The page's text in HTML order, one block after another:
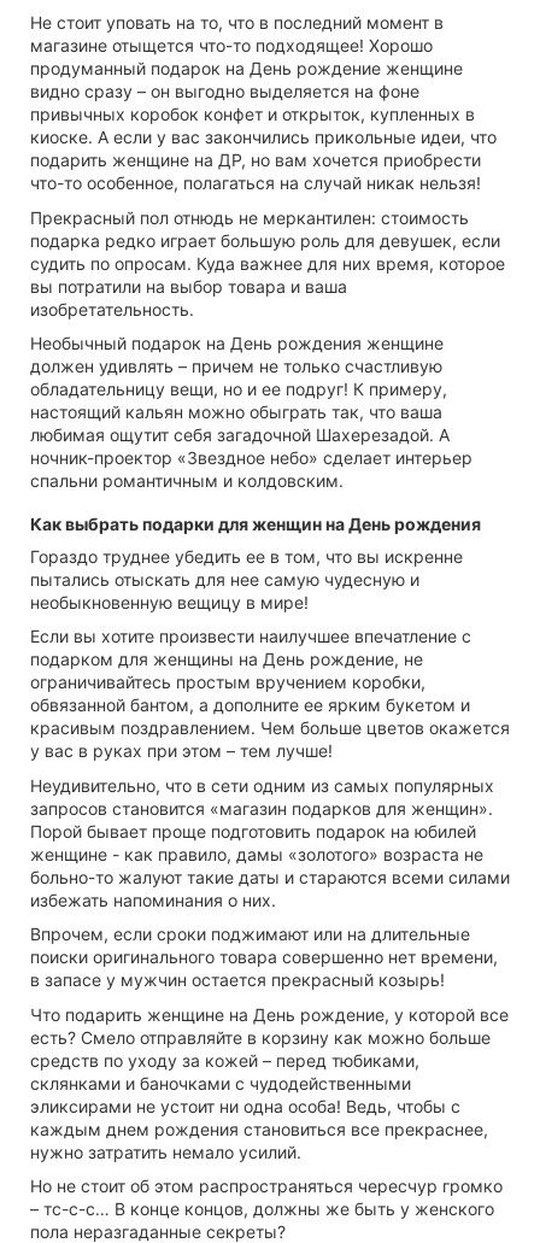
Не стоит уповать на то, что в последний момент в
магазине отыщется что-то подходящее! Хорошо
продуманный подарок на День рождение женщине
видно сразу – он выгодно выделяется на фоне
привычных коробок конфет и открыток, купленных в
киоске. А если у вас закончились прикольные идеи, что
подарить женщине на ДР, но вам хочется приобрести
что-то особенное, полагаться на случай никак нельзя!
Прекрасный пол отнюдь не меркантилен: стоимость
подарка редко играет большую роль для девушек, если
судить по опросам. Куда важнее для них время, которое
вы потратили на выбор товара и ваша
изобретательность.
Необычный подарок на День рождения женщине
должен удивлять – причем не только счастливую
обладательницу вещи, но и ее подруг! К примеру,
настоящий кальян можно обыграть так, что ваша
любимая ощутит себя загадочной Шахерезадой. А
ночник-проектор «Звездное небо» сделает интерьер
спальни романтичным и колдовским.
Как выбрать подарки для женщин на День рождения
Гораздо труднее убедить ее в том, что вы искренне
пытались отыскать для нее самую чудесную и
необыкновенную вещицу в мире!
Если вы хотите произвести наилучшее впечатление с
подарком для женщины на День рождение, не
ограничивайтесь простым вручением коробки,
обвязанной бантом, а дополните ее ярким букетом и
красивым поздравлением. Чем больше цветов окажется
у вас в руках при этом – тем лучше!
Неудивительно, что в сети одним из самых популярных
запросов становится «магазин подарков для женщин».
Порой бывает проще подготовить подарок на юбилей
женщине - как правило, дамы «золотого» возраста не
больно-то жалуют такие даты и стараются всеми силами
избежать напоминания о них.
Впрочем, если сроки поджимают или на длительные
поиски оригинального товара совершенно нет времени,
в запасе у мужчин остается прекрасный козырь!
Что подарить женщине на День рождение, у которой все
есть? Смело отправляйте в корзину как можно больше
средств по уходу за кожей – перед тюбиками,
склянками и баночками с чудодейственными
эликсирами не устоит ни одна особа! Ведь, чтобы с
каждым днем рождения становиться все прекраснее,
нужно затратить немало усилий.
Но не стоит об этом распространяться чересчур громко
– тс-с-с… В конце концов, должны же быть у женского
пола неразгаданные секреты?